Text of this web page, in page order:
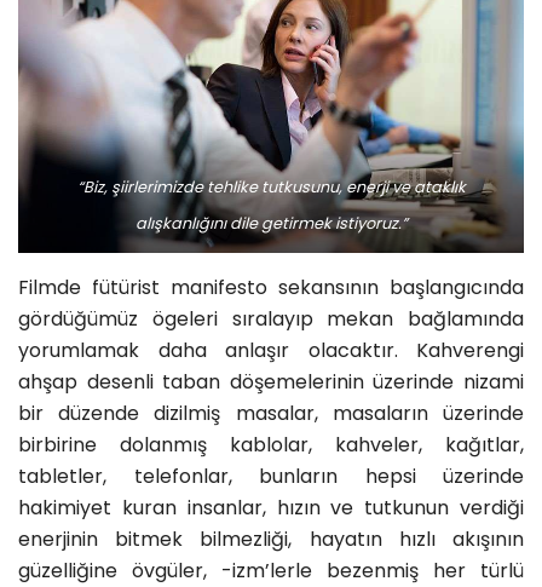
“Biz, şiirlerimizde tehlike tutkusunu, enerji ve ataklık
alışkanlığını dile getirmek istiyoruz.”
Filmde fütürist manifesto sekansının başlangıcında
gördüğümüz ögeleri sıralayıp mekan bağlamında
yorumlamak daha anlaşır olacaktır. Kahverengi
ahşap desenli taban döşemelerinin üzerinde nizami
bir düzende dizilmiş masalar, masaların üzerinde
birbirine dolanmış kablolar, kahveler, kağıtlar,
tabletler, telefonlar, bunların hepsi üzerinde
hakimiyet kuran insanlar, hızın ve tutkunun verdiği
enerjinin bitmek bilmezliği, hayatın hızlı akışının
güzelliğine övgüler, -izm’lerle bezenmiş her türlü